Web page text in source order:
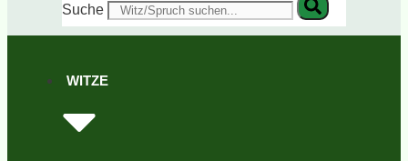
Suche
WITZE